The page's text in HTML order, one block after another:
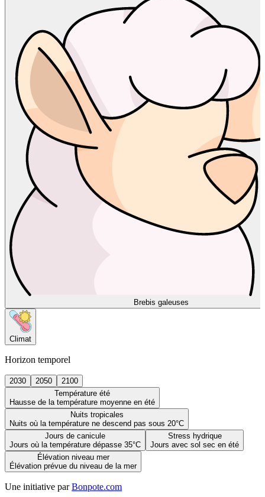
Brebis galeuses
Climat
Horizon temporel
2030 2050
2100
Température été
Hausse de la température moyenne en été
Nuits tropicales
Nuits où la température ne descend pas sous 20°C
Jours de canicule
Jours où la température dépasse 35°C
Stress hydrique
Jours avec sol sec en été
Élévation niveau mer
Élévation prévue du niveau de la mer
Une initiative par Bonpote.com